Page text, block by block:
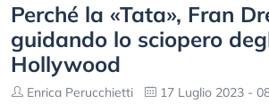
Perché la «Tata», Fran
guidando lo sciopero
Hollywood
Enrica Perucchietti 17 Luglio 2023 -